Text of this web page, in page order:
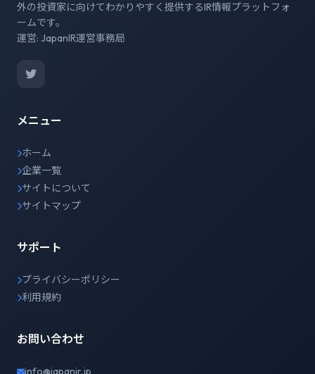
外の投資家に向けてわかりやすく提供するIR情報プラットフォ
ームです。
運営: JapanIR運営事務局
メニュー
ホーム
企業一覧
サイトについて
サイトマップ
サポート
プライバシーポリシー
利用規約
お問い合わせ
info@japanir.jp